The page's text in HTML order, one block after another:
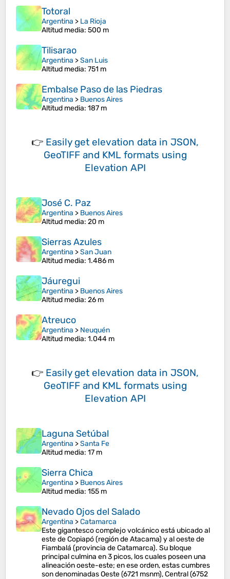
Totoral
Argentina > La Rioja
Altitud media: 500 m
Tilisarao
Argentina >San Luis
Altitud media: 751 m
Embalse Paso de las Piedras
Argentina > Buenos Aires
Altitud media: 187 m
👉 Easily get elevation data in JSON,
GeoTIFF and KML formats using
Elevation API
José C. Paz
Argentina > Buenos Aires
Altitud media: 20 m
Sierras Azules
Argentina >San Juan
Altitud media: 1.486 m
Jáuregui
Argentina > Buenos Aires
Altitud media: 26 m
Atreuco
Argentina > Neuquén
Altitud media: 1.044 m
👉 Easily get elevation data in JSON,
GeoTIFF and KML formats using
Elevation API
Laguna Setúbal
Argentina >Santa Fe
Altitud media: 17 m
Sierra Chica
Argentina > Buenos Aires
Altitud media: 155 m
Nevado Ojos del Salado
Argentina >Catamarca
Este gigantesco complejo volcánico está ubicado al
este de Copiapó (región de Atacama) y al oeste de
Fiambalá (provincia de Catamarca). Su bloque
principal culmina en 3 picos, los cuales poseen una
alineación oeste-este; en ese orden, estas cumbres
son denominadas Oeste (6721 msnm), Central (6752